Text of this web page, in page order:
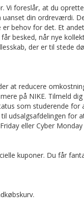
Vi foreslår, at du
din ordreværdi.
behov for det. Et
besked, når nye
der er til stede
at reducere
på NIKE. Tilmeld
som studerende for
udsalgsafdelingen for
eller Cyber
kuponer. Du får